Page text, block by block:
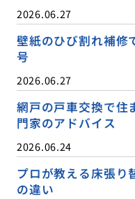
2026.06.27
壁紙のひび割れ補修
号
2026.06.27
網戸の戸車交換で住
門家のアドバイス
2026.06.24
プロが教える床張り
の違い